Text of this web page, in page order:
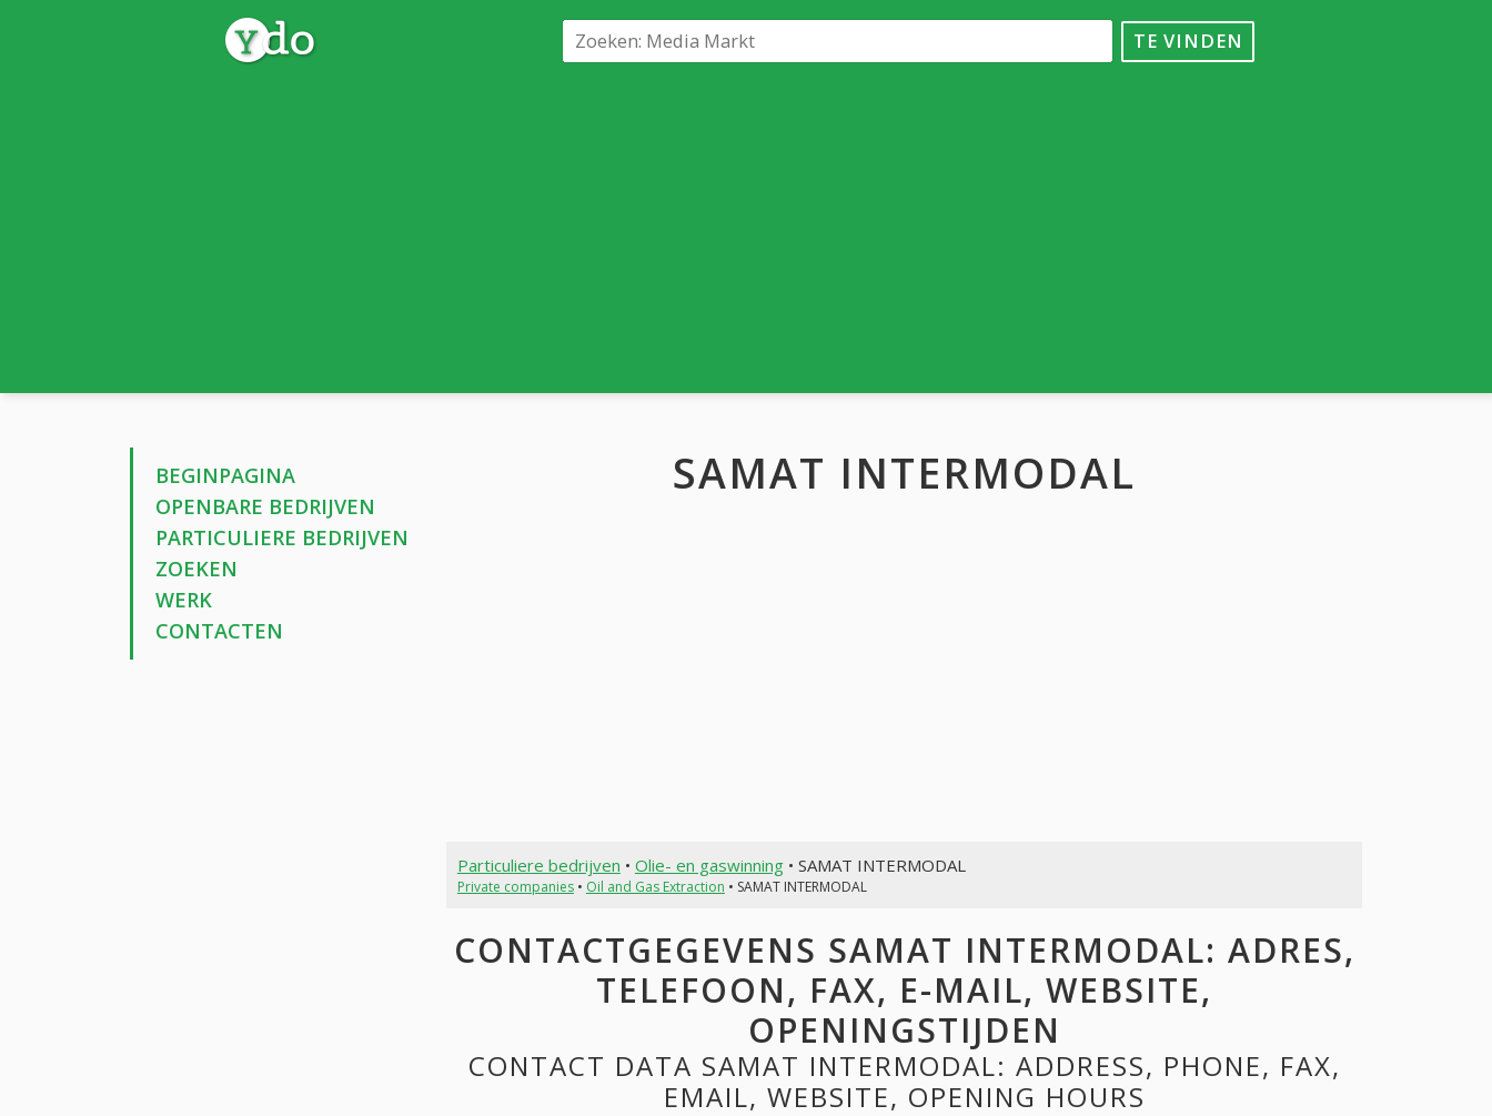
TE VINDEN
BEGINPAGINA
OPENBARE BEDRIJVEN
PARTICULIERE BEDRIJVEN
ZOEKEN
WERK
CONTACTEN
SAMAT INTERMODAL
Particuliere bedrijven • Olie- en gaswinning• SAMAT INTERMODAL
Private companies• Oil and Gas Extraction • SAMAT INTERMODAL
CONTACTGEGEVENS SAMAT INTERMODAL: ADRES,
TELEFOON, FAX, E-MAIL, WEBSITE,
OPENINGSTIJDEN
CONTACT DATA SAMAT INTERMODAL: ADDRESS, PHONE, FAX,
EMAIL, WEBSITE, OPENING HOURS